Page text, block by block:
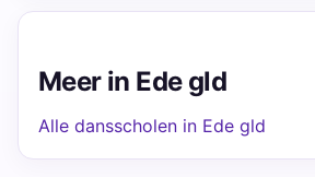
Meer in Ede gld
Alle dansscholen in Ede gld